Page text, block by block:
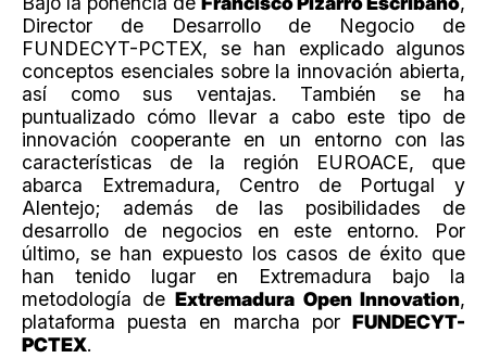
Director de Desarrollo de Negocio de
FUNDECYT-PCTEX, se han explicado algunos
conceptos esenciales sobre la innovación abierta,
así como sus ventajas. También se ha
puntualizado cómo llevar a cabo este tipo de
innovación cooperante en un entorno con las
características de la región EUROACE, que
abarca Extremadura, Centro de Portugal y
Alentejo; además de las posibilidades de
desarrollo de negocios en este entorno. Por
último, se han expuesto los casos de éxito que
han tenido lugar en Extremadura bajo la
metodología de Extremadura Open Innovation,
plataforma puesta en marcha por FUNDECYT-
PCTEX.